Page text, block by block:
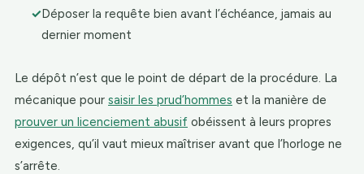
✓Déposer la requête bien avant l’échéance, jamais au
dernier moment
Le dépôt n’est que le point de départ de la procédure. La
mécanique pour saisir les prud’hommes et la manière de
prouver un licenciement abusif obéissent à leurs propres
exigences, qu’il vaut mieux maîtriser avant que l’horloge ne
s’arrête.